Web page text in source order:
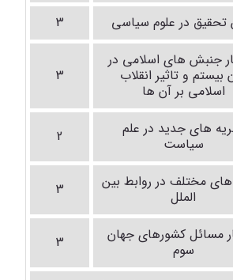
در علوم سیاسی 3
جنبش های اسلامی در
بیستم و تاثیر انقلاب
اسلامی بر آن ها
3
های جدید در علم
سیاست
2
مختلف در روابط بین
الملل
3
مسائل کشورهای جهان
سوم
3